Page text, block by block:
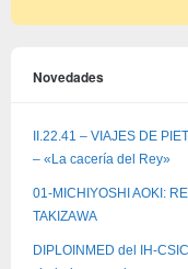
Novedades
II.22.41 – VIAJES DE
– «La cacería del Rey»
01-MICHIYOSHI AOKI:
TAKIZAWA
DIPLOINMED del IH-